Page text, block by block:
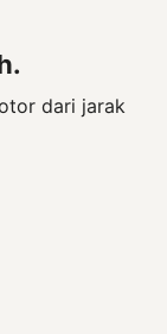
dari jarak